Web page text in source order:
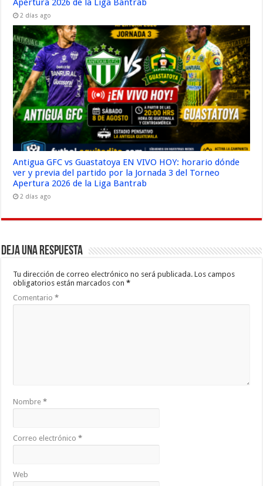
2 días ago
Antigua GFC vs Guastatoya EN VIVO HOY: horario dónde
ver y previa del partido por la Jornada 3 del Torneo
Apertura 2026 de la Liga Bantrab
2 días ago
Deja una respuesta
Tu dirección de correo electrónico no será publicada. Los campos
obligatorios están marcados con*
Comentario*
Nombre*
Correo electrónico*
Web